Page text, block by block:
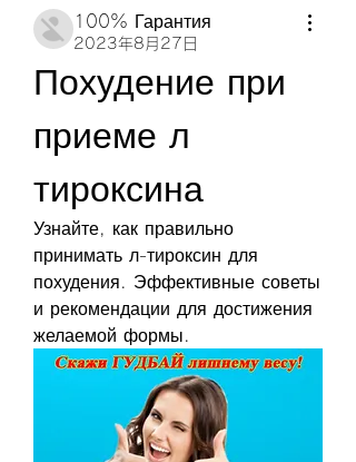
100% Гарантия
2023年8月27日
Похудение при
приеме л
тироксина
Узнайте, как правильно
принимать л-тироксин для
похудения. Эффективные советы
и рекомендации для достижения
желаемой формы.